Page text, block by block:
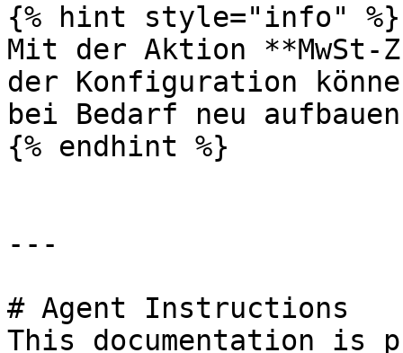
{% hint style="info" %}
Mit der Aktion **MwSt-
der Konfiguration
bei Bedarf neu
{% endhint %}
---
# Agent Instructions
This documentation is